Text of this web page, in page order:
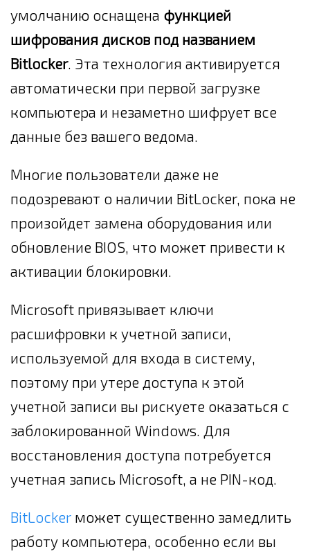
умолчанию оснащена функцией
шифрования дисков под названием
Bitlocker. Эта технология активируется
автоматически при первой загрузке
компьютера и незаметно шифрует все
данные без вашего ведома.
Многие пользователи даже не
подозревают о наличии BitLocker, пока не
произойдет замена оборудования или
обновление BIOS, что может привести к
активации блокировки.
Microsoft привязывает ключи
расшифровки к учетной записи,
используемой для входа в систему,
поэтому при утере доступа к этой
учетной записи вы рискуете оказаться с
заблокированной Windows. Для
восстановления доступа потребуется
учетная запись Microsoft, а не PIN-код.
BitLocker может существенно замедлить
работу компьютера, особенно если вы